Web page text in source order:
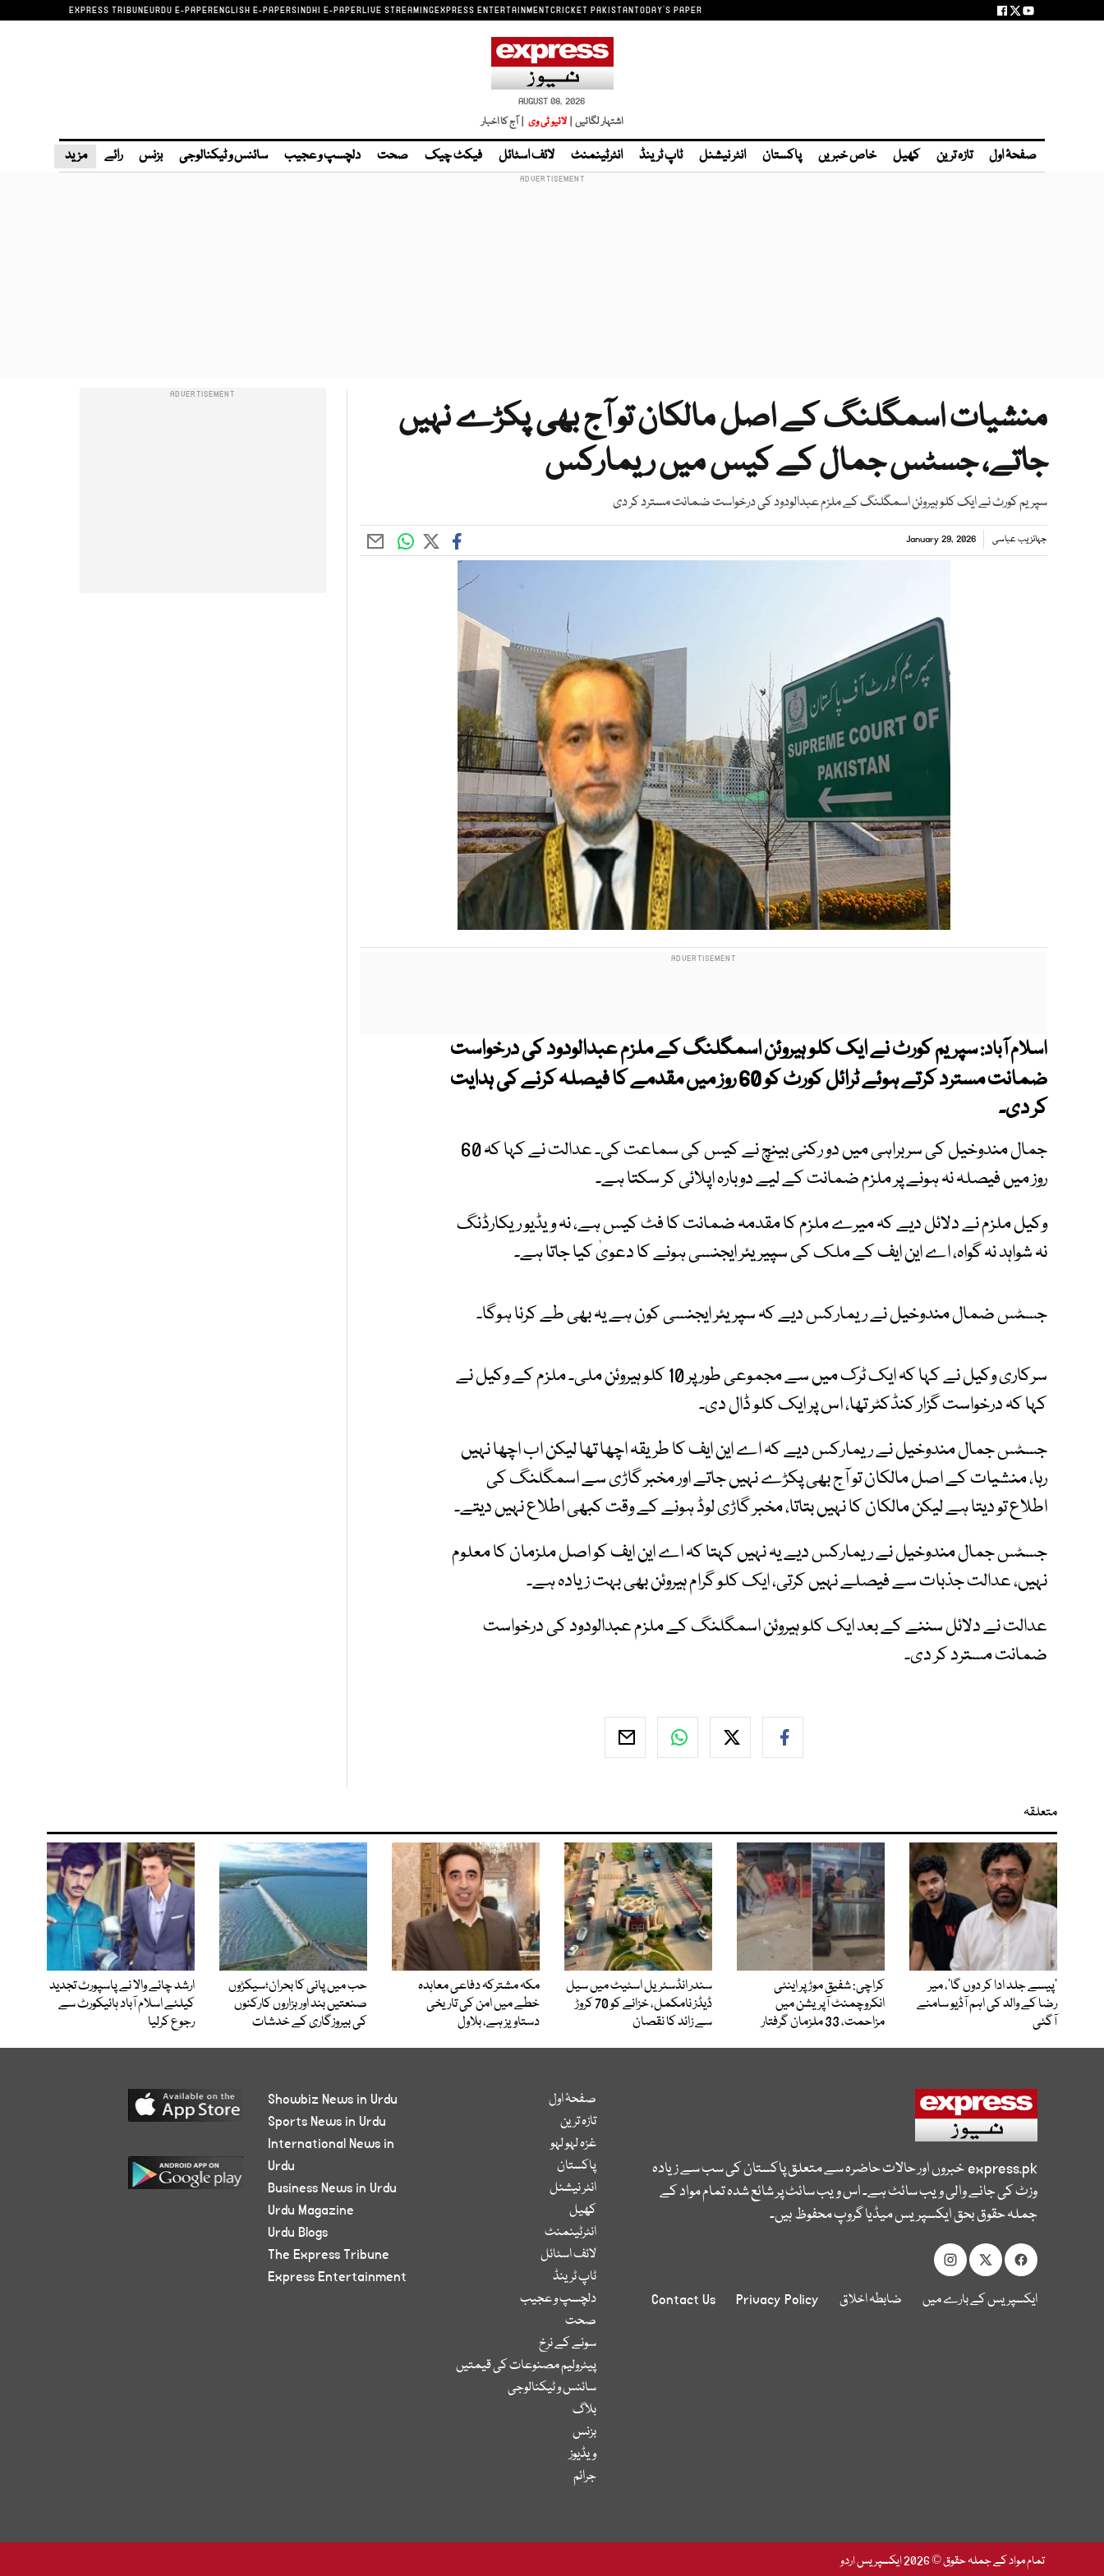
EXPRESS TRIBUNEURDU E-PAPERENGLISH E-PAPERSINDHI E-PAPERLIVE STREAMINGEXPRESS ENTERTAINMENTCRICKET PAKISTANTODAY'S PAPER
AUGUST 08, 2026
اشتہار لگائیں | لائیو ٹی وی | آج کا اخبار
صفحۂ اول تازہ ترین کھیل خاص خبریں پاکستان انٹر نیشنل ٹاپ ٹرینڈ انٹرٹینمنٹ لائف اسٹائل فیکٹ چیک صحت دلچسپ و عجیب سائنس و ٹیکنالوجی بزنس رائے مزید
منشیات اسمگلنگ کے اصل مالکان تو آج بھی پکڑے نہیں
جاتے، جسٹس جمال کے کیس میں ریمارکس
سپریم کورٹ نے ایک کلو ہیروئن اسمگلنگ کے ملزم عبدالودود کی درخواست ضمانت مسترد کر دی
جہانزیب عباسی January 29, 2026
اسلام آباد:سپریم کورٹ نے ایک کلو ہیروئن اسمگلنگ کے ملزم عبدالودود کی درخواست
ضمانت مسترد کرتے ہوئے ٹرائل کورٹ کو 60 روز میں مقدمے کا فیصلہ کرنے کی ہدایت
کر دی۔
جمال مندوخیل کی سربراہی میں دو رکنی بینچ نے کیس کی سماعت کی۔ عدالت نے کہا کہ 60
روز میں فیصلہ نہ ہونے پر ملزم ضمانت کے لیے دوبارہ اپلائی کر سکتا ہے۔
وکیل ملزم نے دلائل دیے کہ میرے ملزم کا مقدمہ ضمانت کا فٹ کیس ہے، نہ ویڈیو ریکارڈنگ
نہ شواہد نہ گواہ، اے این ایف کے ملک کی سپیریئر ایجنسی ہونے کا دعویٰ کیا جاتا ہے۔
جسٹس ضمال مندوخیل نے ریمارکس دیے کہ سپریئر ایجنسی کون ہے یہ بھی طے کرنا ہوگا۔
سرکاری وکیل نے کہا کہ ایک ٹرک میں سے مجموعی طور پر 10 کلو ہیروئن ملی۔ ملزم کے وکیل نے
کہا کہ درخواست گزار کنڈکٹر تھا، اس پر ایک کلو ڈال دی۔
جسٹس جمال مندوخیل نے ریمارکس دیے کہ اے این ایف کا طریقہ اچھا تھا لیکن اب اچھا نہیں
رہا، منشیات کے اصل مالکان تو آج بھی پکڑے نہیں جاتے اور مخبر گاڑی سے اسمگلنگ کی
اطلاع تو دیتا ہے لیکن مالکان کا نہیں بتاتا، مخبر گاڑی لوڈ ہونے کے وقت کبھی اطلاع نہیں دیتے۔
جسٹس جمال مندوخیل نے ریمارکس دیے یہ نہیں کہتا کہ اے این ایف کو اصل ملزمان کا معلوم
نہیں، عدالت جذبات سے فیصلے نہیں کرتی، ایک کلو گرام ہیروئن بھی بہت زیادہ ہے۔
عدالت نے دلائل سننے کے بعد ایک کلو ہیروئن اسمگلنگ کے ملزم عبدالودود کی درخواست
ضمانت مسترد کر دی۔
متعلقہ
’پیسے جلد ادا کر دوں گا‘، میر
رضا کے والد کی اہم آڈیو سامنے
آگئی
کراچی: شفیق موڑ پر اینٹی
انکروچمنٹ آپریشن میں
مزاحمت، 33 ملزمان گرفتار
سندر انڈسٹریل اسٹیٹ میں سیل
ڈیڈز نامکمل، خزانے کو 70 کروڑ
سے زائد کا نقصان
مکہ مشترکہ دفاعی معاہدہ
خطے میں امن کی تاریخی
دستاویز ہے، بلاول
حب میں پانی کا بحران؛سیکڑوں
صنعتیں بند اور ہزاروں کارکنوں
کی بیروزگاری کے خدشات
ارشد چائے والا نے پاسپورٹ تجدید
کیلئے اسلام آباد ہائیکورٹ سے
رجوع کرلیا
express.pkخبروں اور حالات حاضرہ سے متعلق پاکستان کی سب سے زیادہ
وزٹ کی جانے والی ویب سائٹ ہے۔ اس ویب سائٹ پر شائع شدہ تمام مواد کے
جملہ حقوق بحق ایکسپریس میڈیا گروپ محفوظ ہیں۔
ایکسپریس کے بارے میں ضابطہ اخلاق Privacy Policy
Contact Us
صفحۂ اول
تازہ ترین
غزہ لہو لہو
پاکستان
انٹر نیشنل
کھیل
انٹرٹینمنٹ
لائف اسٹائل
ٹاپ ٹرینڈ
دلچسپ و عجیب
صحت
سونے کے نرخ
پیٹرولیم مصنوعات کی قیمتیں
سائنس و ٹیکنالوجی
بلاگ
بزنس
ویڈیوز
جرائم
Showbiz News in Urdu
Sports News in Urdu
International News in
Urdu
Business News in Urdu
Urdu Magazine
Urdu Blogs
The Express Tribune
Express Entertainment
تمام مواد کے جملہ حقوق © 2026 ایکسپریس اردو